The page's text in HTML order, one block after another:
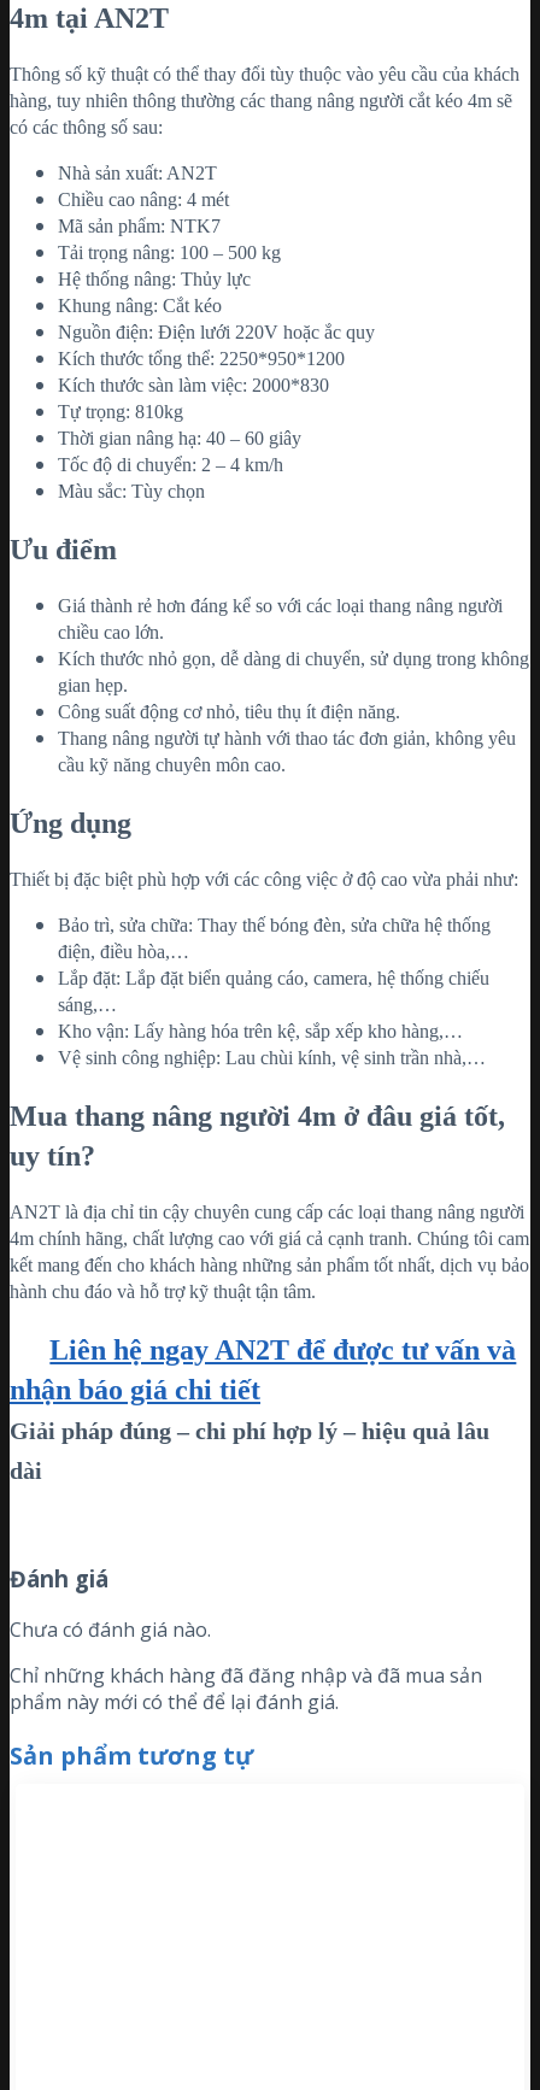
4m tại AN2T
Thông số kỹ thuật có thể thay đổi tùy thuộc vào yêu cầu của khách
hàng, tuy nhiên thông thường các thang nâng người cắt kéo 4m sẽ
có các thông số sau:
Nhà sản xuất: AN2T
Chiều cao nâng: 4 mét
Mã sản phẩm: NTK7
Tải trọng nâng: 100 – 500 kg
Hệ thống nâng: Thủy lực
Khung nâng: Cắt kéo
Nguồn điện: Điện lưới 220V hoặc ắc quy
Kích thước tổng thể: 2250*950*1200
Kích thước sàn làm việc: 2000*830
Tự trọng: 810kg
Thời gian nâng hạ: 40 – 60 giây
Tốc độ di chuyển: 2 – 4 km/h
Màu sắc: Tùy chọn
Ưu điểm
Giá thành rẻ hơn đáng kể so với các loại thang nâng người
chiều cao lớn.
Kích thước nhỏ gọn, dễ dàng di chuyển, sử dụng trong không
gian hẹp.
Công suất động cơ nhỏ, tiêu thụ ít điện năng.
Thang nâng người tự hành với thao tác đơn giản, không yêu
cầu kỹ năng chuyên môn cao.
Ứng dụng
Thiết bị đặc biệt phù hợp với các công việc ở độ cao vừa phải như:
Bảo trì, sửa chữa: Thay thế bóng đèn, sửa chữa hệ thống
điện, điều hòa,…
Lắp đặt: Lắp đặt biển quảng cáo, camera, hệ thống chiếu
sáng,…
Kho vận: Lấy hàng hóa trên kệ, sắp xếp kho hàng,…
Vệ sinh công nghiệp: Lau chùi kính, vệ sinh trần nhà,…
Mua thang nâng người 4m ở đâu giá tốt,
uy tín?
AN2T là địa chỉ tin cậy chuyên cung cấp các loại thang nâng người
4m chính hãng, chất lượng cao với giá cả cạnh tranh. Chúng tôi cam
kết mang đến cho khách hàng những sản phẩm tốt nhất, dịch vụ bảo
hành chu đáo và hỗ trợ kỹ thuật tận tâm.
Liên hệ ngay AN2T để được tư vấn và
nhận báo giá chi tiết
Giải pháp đúng – chi phí hợp lý – hiệu quả lâu
dài
Đánh giá
Chưa có đánh giá nào.
Chỉ những khách hàng đã đăng nhập và đã mua sản
phẩm này mới có thể để lại đánh giá.
Sản phẩm tương tự